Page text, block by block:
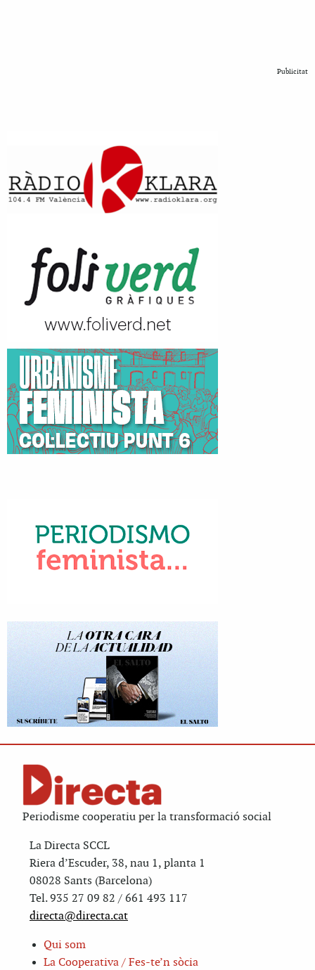
Publicitat
Periodisme cooperatiu per la transformació social
La Directa SCCL
Riera d’Escuder, 38, nau 1, planta 1
08028 Sants (Barcelona)
Tel. 935 27 09 82 / 661 493 117
directa@directa.cat
Qui som
La Cooperativa / Fes-te’n sòcia